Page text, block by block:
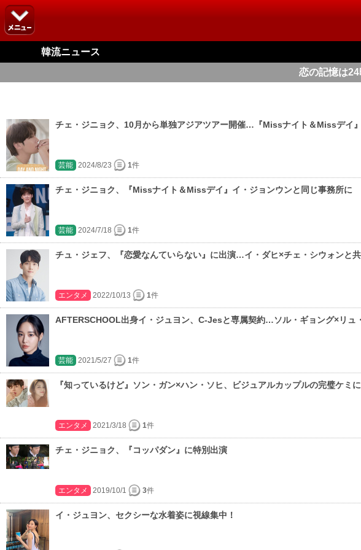
韓流ニュース
恋の記憶は
チェ・ジニョク、10月から単独アジアツアー開催…『Missナイト＆Missデイ
芸能 2024/8/23 1件
チェ・ジニョク、『Missナイト＆Missデイ』イ・ジョンウンと同じ事務所に
芸能 2024/7/18 1件
チュ・ジェフ、『恋愛なんていらない』に出演…イ・ダヒ×チェ・シウォンと
エンタメ 2022/10/13 1件
AFTERSCHOOL出身イ・ジュヨン、C-Jesと専属契約…ソル・ギョング×リュ
芸能 2021/5/27 1件
『知っているけど』ソン・ガン×ハン・ソヒ、ビジュアルカップルの完璧ケミ
エンタメ 2021/3/18 1件
チェ・ジニョク、『コッパダン』に特別出演
エンタメ 2019/10/1 3件
イ・ジュヨン、セクシーな水着姿に視線集中！